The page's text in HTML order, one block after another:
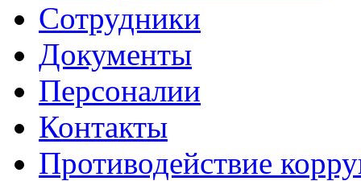
Сотрудники
Документы
Персоналии
Контакты
Противодействие